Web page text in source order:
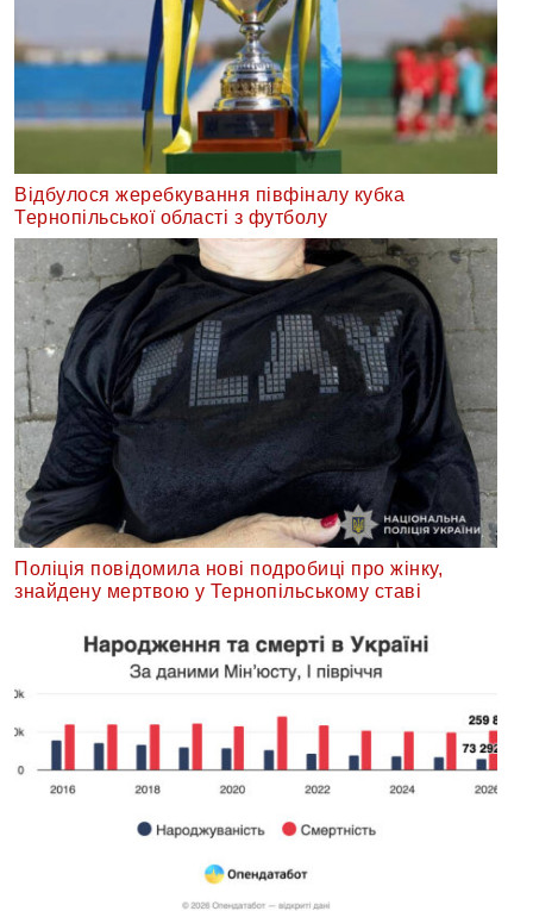
Відбулося жеребкування півфіналу кубка
Тернопільської області з футболу
Поліція повідомила нові подробиці про жінку,
знайдену мертвою у Тернопільському ставі